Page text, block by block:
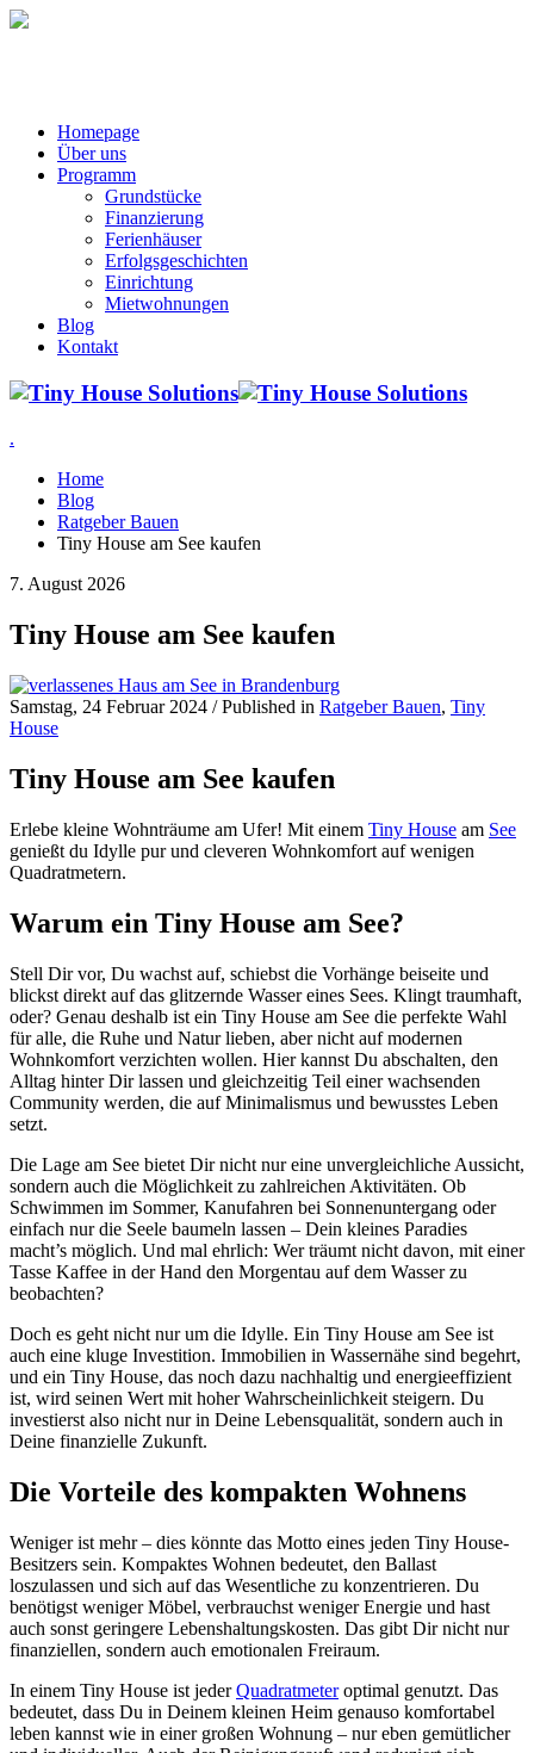
Homepage
Über uns
Programm
Grundstücke
Finanzierung
Ferienhäuser
Erfolgsgeschichten
Einrichtung
Mietwohnungen
Blog
Kontakt
.
Home
Blog
Ratgeber Bauen
Tiny House am See kaufen
7. August 2026
Tiny House am See kaufen
Samstag, 24 Februar 2024 /Published in Ratgeber Bauen, Tiny
House
Tiny House am See kaufen
Erlebe kleine Wohnträume am Ufer! Mit einem Tiny House am See
genießt du Idylle pur und cleveren Wohnkomfort auf wenigen
Quadratmetern.
Warum ein Tiny House am See?
Stell Dir vor, Du wachst auf, schiebst die Vorhänge beiseite und
blickst direkt auf das glitzernde Wasser eines Sees. Klingt traumhaft,
oder? Genau deshalb ist ein Tiny House am See die perfekte Wahl
für alle, die Ruhe und Natur lieben, aber nicht auf modernen
Wohnkomfort verzichten wollen. Hier kannst Du abschalten, den
Alltag hinter Dir lassen und gleichzeitig Teil einer wachsenden
Community werden, die auf Minimalismus und bewusstes Leben
setzt.
Die Lage am See bietet Dir nicht nur eine unvergleichliche Aussicht,
sondern auch die Möglichkeit zu zahlreichen Aktivitäten. Ob
Schwimmen im Sommer, Kanufahren bei Sonnenuntergang oder
einfach nur die Seele baumeln lassen – Dein kleines Paradies
macht’s möglich. Und mal ehrlich: Wer träumt nicht davon, mit einer
Tasse Kaffee in der Hand den Morgentau auf dem Wasser zu
beobachten?
Doch es geht nicht nur um die Idylle. Ein Tiny House am See ist
auch eine kluge Investition. Immobilien in Wassernähe sind begehrt,
und ein Tiny House, das noch dazu nachhaltig und energieeffizient
ist, wird seinen Wert mit hoher Wahrscheinlichkeit steigern. Du
investierst also nicht nur in Deine Lebensqualität, sondern auch in
Deine finanzielle Zukunft.
Die Vorteile des kompakten Wohnens
Weniger ist mehr – dies könnte das Motto eines jeden Tiny House-
Besitzers sein. Kompaktes Wohnen bedeutet, den Ballast
loszulassen und sich auf das Wesentliche zu konzentrieren. Du
benötigst weniger Möbel, verbrauchst weniger Energie und hast
auch sonst geringere Lebenshaltungskosten. Das gibt Dir nicht nur
finanziellen, sondern auch emotionalen Freiraum.
In einem Tiny House ist jederQuadratmeteroptimal genutzt. Das
bedeutet, dass Du in Deinem kleinen Heim genauso komfortabel
leben kannst wie in einer großen Wohnung – nur eben gemütlicher